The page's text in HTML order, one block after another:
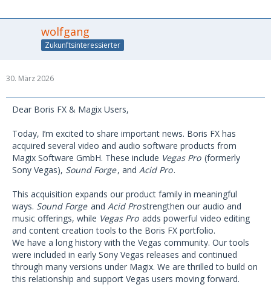
wolfgang
Zukunftsinteressierter
30. März 2026
Dear Boris FX & Magix Users,
Today, I’m excited to share important news. Boris FX has
acquired several video and audio software products from
Magix Software GmbH. These include Vegas Pro (formerly
Sony Vegas), Sound Forge, and Acid Pro.
This acquisition expands our product family in meaningful
ways. Sound Forge and Acid Prostrengthen our audio and
music offerings, while Vegas Pro adds powerful video editing
and content creation tools to the Boris FX portfolio.
We have a long history with the Vegas community. Our tools
were included in early Sony Vegas releases and continued
through many versions under Magix. We are thrilled to build on
this relationship and support Vegas users moving forward.